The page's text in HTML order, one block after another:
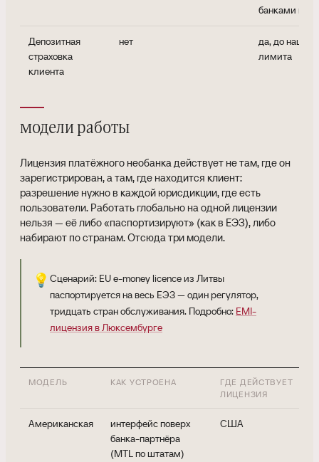
банками
Депозитная
страховка
клиента
нет
да, до
лимита
модели работы
Лицензия платёжного необанка действует не там, где он
зарегистрирован, а там, где находится клиент:
разрешение нужно в каждой юрисдикции, где есть
пользователи. Работать глобально на одной лицензии
нельзя — её либо «паспортизируют» (как в ЕЭЗ), либо
набирают по странам. Отсюда три модели.
💡 Сценарий: EU e-money licence из Литвы
паспортируется на весь ЕЭЗ — один регулятор,
тридцать стран обслуживания. Подробно: EMI-
лицензия в Люксембурге
МОДЕЛЬ КАК УСТРОЕНА
ГДЕ ДЕЙСТВУЕТ
ЛИЦЕНЗИЯ
Американская
интерфейс поверх
банка-партнёра
(MTL по штатам)
США